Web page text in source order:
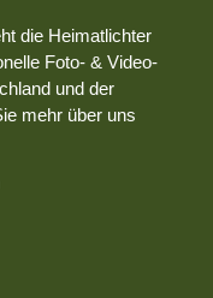
die Heimatlichter
Foto- & Video-
und der
mehr über uns